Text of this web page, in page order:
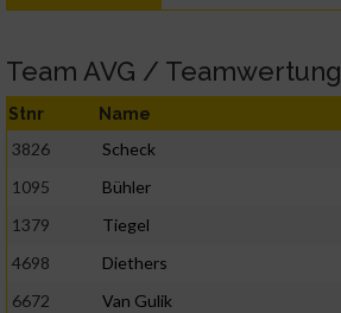
Team AVG / Teamwertung
Stnr Name
3826 Scheck
1095
Bühler
1379
Tiegel
4698
Diethers
6672
Van Gulik